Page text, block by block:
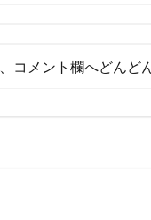
コメント欄へどんど